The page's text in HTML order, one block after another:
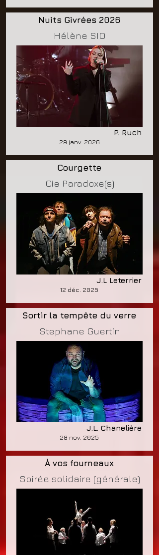
Nuits Givrées 2026
Hélène SIO
P. Ruch
29 janv. 2026
Courgette
Cie Paradoxe(s)
J.L Leterrier
12 déc. 2025
Sortir la tempête du verre
Stephane Guertin
J.L. Chanelière
28 nov. 2025
À vos fourneaux
Soirée solidaire (générale)